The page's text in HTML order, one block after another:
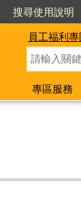
搜尋使用說明
員工福利專
專區服務